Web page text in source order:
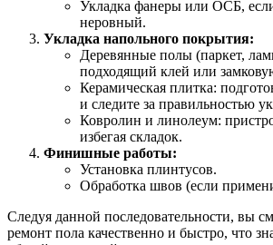
Укладка фанеры или ОСБ,
неровный.
Укладка напольного покрытия:
Деревянные полы (паркет,
подходящий клей или
Керамическая плитка:
и следите за правильностью
Ковролин и линолеум:
избегая складок.
Финишные работы:
Установка плинтусов.
Обработка швов (если
Следуя данной последовательности, вы
ремонт пола качественно и быстро, что